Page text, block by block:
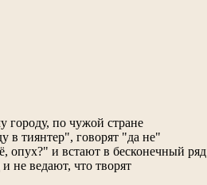
городу, по чужой стране
в тиянтер", говорят "да не"
опух?" и встают в бесконечный ряд
не ведают, что творят